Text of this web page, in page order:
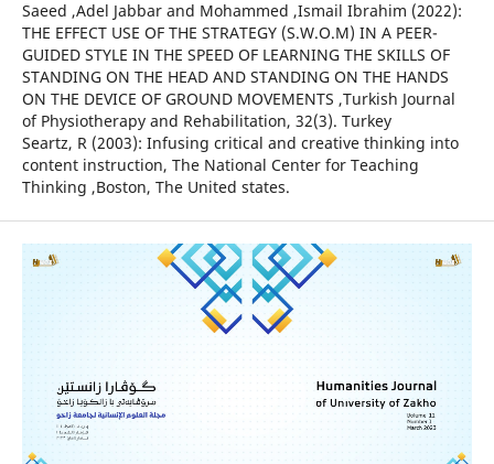
Saeed ,Adel Jabbar and Mohammed ,Ismail Ibrahim (2022):
THE EFFECT USE OF THE STRATEGY (S.W.O.M) IN A PEER-
GUIDED STYLE IN THE SPEED OF LEARNING THE SKILLS OF
STANDING ON THE HEAD AND STANDING ON THE HANDS
ON THE DEVICE OF GROUND MOVEMENTS ,Turkish Journal
of Physiotherapy and Rehabilitation, 32(3). Turkey
Seartz, R (2003): Infusing critical and creative thinking into
content instruction, The National Center for Teaching
Thinking ,Boston, The United states.